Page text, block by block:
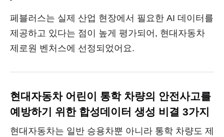
페블러스는 실제 산업 현장에서 필요한 AI 데이터를
제공하고 있다는 점이 높게 평가되어, 현대자동차
제로원 벤처스에 선정되었어요.
현대자동차 어린이 통학 차량의 안전사고를
예방하기 위한 합성데이터 생성 비결 3가지
현대자동차는 일반 승용차뿐 아니라 통학 차량도 제